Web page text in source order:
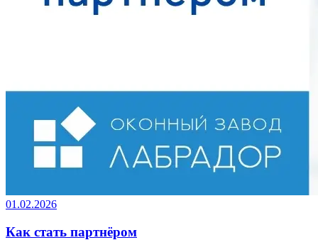
01.02.2026
Как стать партнёром